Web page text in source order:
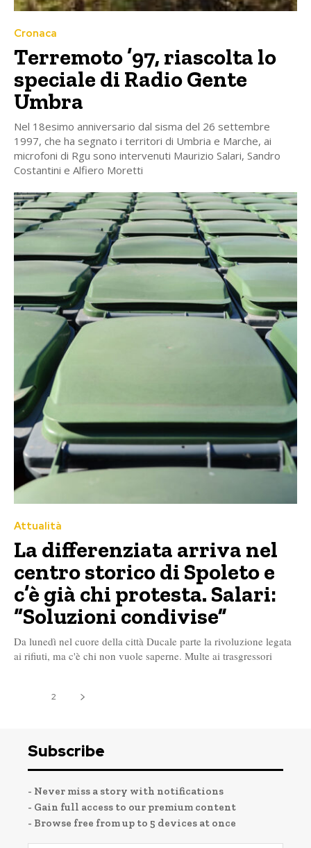
Cronaca
Terremoto ’97, riascolta lo
speciale di Radio Gente
Umbra
Nel 18esimo anniversario dal sisma del 26 settembre
1997, che ha segnato i territori di Umbria e Marche, ai
microfoni di Rgu sono intervenuti Maurizio Salari, Sandro
Costantini e Alfiero Moretti
Attualità
La differenziata arriva nel
centro storico di Spoleto e
c’è già chi protesta. Salari:
“Soluzioni condivise”
Da lunedì nel cuore della città Ducale parte la rivoluzione legata
ai rifiuti, ma c'è chi non vuole saperne. Multe ai trasgressori
2
Subscribe
- Never miss a story with notifications
- Gain full access to our premium content
- Browse free from up to 5 devices at once